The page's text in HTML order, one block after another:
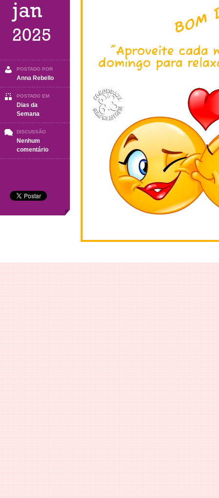
jan
2025
POSTADO POR
Anna Rebello
POSTADO EM
Dias da
Semana
DISCUSSÃO
Nenhum
comentárioem
DOMINGO